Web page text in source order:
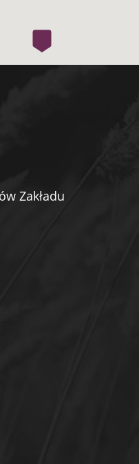
Zakładu